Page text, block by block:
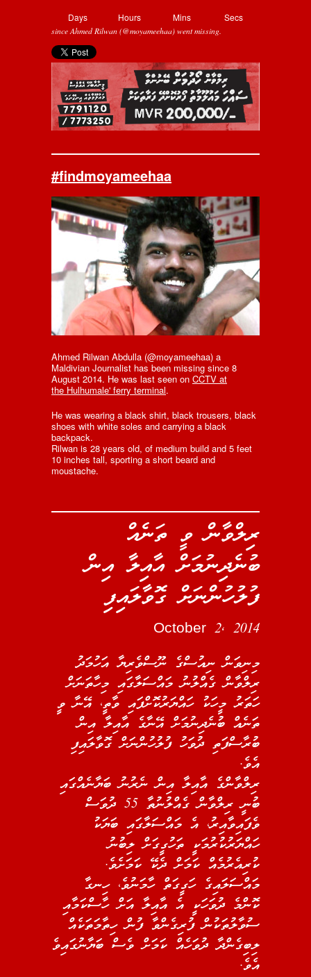
Days Hours Mins Secs
since Ahmed Rilwan (@moyameehaa) went missing.
#findmoyameehaa
Ahmed Rilwan Abdulla (@moyameehaa) a
Maldivian Journalist has been missing since 8
August 2014. He was last seen on CCTV at
the Hulhumale' ferry terminal.
He was wearing a black shirt, black trousers, black
shoes with white soles and carrying a black
backpack.
Rilwan is 28 years old, of medium build and 5 feet
10 inches tall, sporting a short beard and
moustache.
ރިލްވާން ވީ ތަނެއް
ބުނެދިނުމަށް އާއިލާ އިން
ފުލުހުންނަށް ގޮވާލައިފި
October 2, 2014
މިނިވަން ނިއުސްގެ ނޫސްވެރިޔާ އަހުމަދު
ރިލްވާން ގެއްލުނު މައްސަލާގައި މިހާތަނަށް
ހަތަރު މީހަކު ހައްޔަރުކޮށްފައި ވާތީ، އޭނާ ވީ
ތަނެއް ބުނެދިނުމަށް އޭނާގެ އާއިލާ އިން
ބުރާސްފަތި ދުވަހު ފުލުހުންނަށް ގޮވާލައިފި
އެވެ.
ރިލްވާންގެ އާއިލާ އިން ނެރުނު ބަޔާނެއްގައި
ބުނީ ރިލްވާން ގެއްލުނުތާ 55 ދުވަސް
ވެފައިވާއިރު، އެ މައްސަލާގައި ބަޔަކު
ހައްޔަރުކުރުމަކީ ތަހުގީގަށް ލިބުނު
ކުރިއެރުމެއް ކަމަށް ދެކޭ ކަމަށެވެ.
މައްސަލައިގެ ހަގީގަތް ހާމަނުވެ، ހިނގާ
ކޮންމެ ދުވަހަކީ އެ އާއިލާ އަށް ހާސްކަމާއި
ސުވާލުތަކުން ފުރިގެންވާ ފުން ހިތާމަތަކެއް
ލިބިގެންދާ ދުވަހެއް ކަމަށް ވެސް ބަޔާނުގައިވެ
އެވެ.